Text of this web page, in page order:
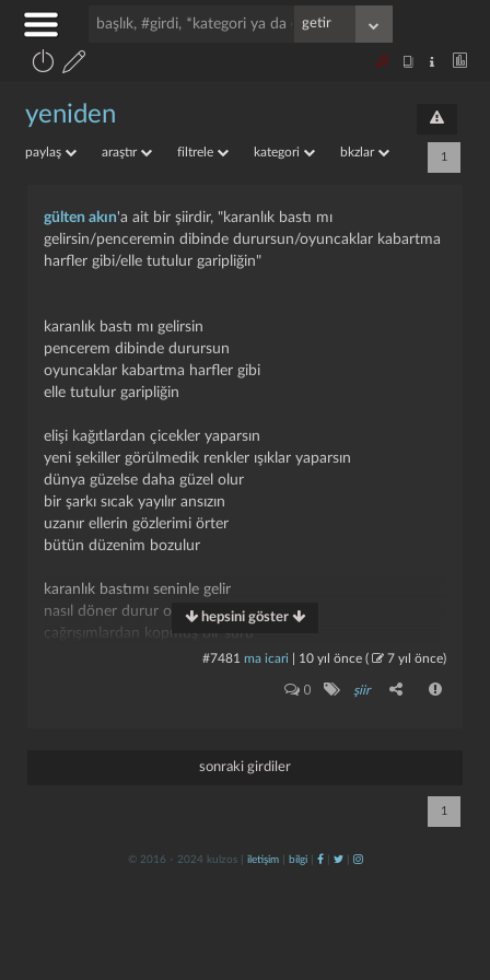
yeniden
paylaş araştır filtrele kategori bkzlar 1
gülten akın'a ait bir şiirdir, "karanlık bastı mı
gelirsin/penceremin dibinde durursun/oyuncaklar kabartma
harfler gibi/elle tutulur garipliğin"
karanlık bastı mı gelirsin
pencerem dibinde durursun
oyuncaklar kabartma harfler gibi
elle tutulur garipliğin
elişi kağıtlardan çicekler yaparsın
yeni şekiller görülmedik renkler ışıklar yaparsın
dünya güzelse daha güzel olur
bir şarkı sıcak yayılır ansızın
uzanır ellerin gözlerimi örter
bütün düzenim bozulur
karanlık bastımı seninle gelir
nasıl döner durur ortalarda
çağrışımlardan kopmuş bir sürü
tedirgin kuşlar gibi kelime
penceremin dibinde durursun
hepsini göster
#7481 ma icari 10 yıl önce ( 7 yıl önce)
0 şiir
sonraki girdiler
1
kapat kaydet
© 2016 - 2024 kulzos | iletişim| bilgi| | |